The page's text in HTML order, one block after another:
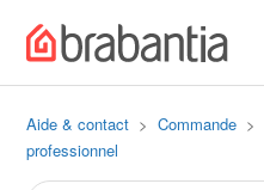
Aide & contact Commande
professionnel